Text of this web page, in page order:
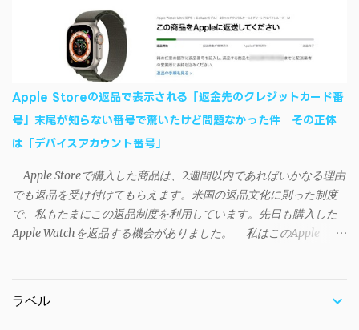
ートフォンに移行したい場合に役立つはずだ。
SAO Utilities Project – development log インストール（導入）手順
1. 開発ページ のDownloadsの項目から自分のOSにあったファイル
をダウンロードする。 Windows（Windows2000, XP, Vista, Win7,
Win8）に対応です。 （ ◆自分のパソコンが 32 ビット版か 64 ビッ
ト版かを確認したい ） 2.ダウンロードしたファイルを解凍後、
（自分はProgram Filesの中に移動させちゃいました）フォルダの
中にある SAO Utils.exe を実行。 3.アップデートがある場合は起動
時に知らせてくれるので、パッチをダウンロードしましょう。 ダ
て切り取り、先ほどダウンロードした SAO Utilsフォルダ へ貼り付
け、新しいファイルへ置き換えることで適用できます。 起動方法
と各種設定 アップデートが完了したら改めて SAO Utils.exe を起動
すると、アニメで見覚えのあるスプラッシュウィンドウがSEとと
（ランチャーの中からも可能です）簡単ですが日本語訳。（現在
Apple Storeの返品で表示される「返金先のクレジットカード番
号」末尾が知らない番号で驚いたけど問題なかった件 その正体
は「デバイスアカウント番号」
Apple Storeで購入した商品は、2週間以内であればいかなる理由
でも返品を受け付けてもらえます。米国の返品文化に則った制度
で、私もたまにこの返品制度を利用しています。先日も購入した
Apple Watchを返品する機会がありました。 私はこのApple
が、返品状況が分かる概要ページには見覚えのないクレカ番号
ラベル